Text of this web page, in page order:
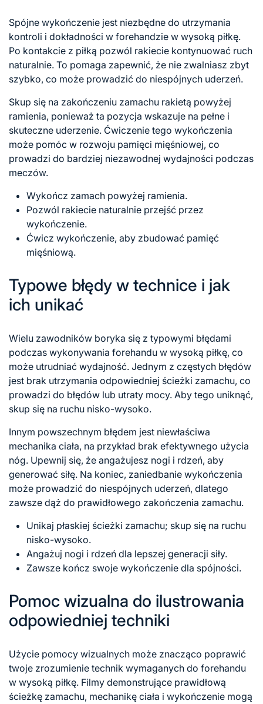
Spójne wykończenie jest niezbędne do utrzymania
kontroli i dokładności w forehandzie w wysoką piłkę.
Po kontakcie z piłką pozwól rakiecie kontynuować ruch
naturalnie. To pomaga zapewnić, że nie zwalniasz zbyt
szybko, co może prowadzić do niespójnych uderzeń.
Skup się na zakończeniu zamachu rakietą powyżej
ramienia, ponieważ ta pozycja wskazuje na pełne i
skuteczne uderzenie. Ćwiczenie tego wykończenia
może pomóc w rozwoju pamięci mięśniowej, co
prowadzi do bardziej niezawodnej wydajności podczas
meczów.
Wykończ zamach powyżej ramienia.
Pozwól rakiecie naturalnie przejść przez
wykończenie.
Ćwicz wykończenie, aby zbudować pamięć
mięśniową.
Typowe błędy w technice i jak
ich unikać
Wielu zawodników boryka się z typowymi błędami
podczas wykonywania forehandu w wysoką piłkę, co
może utrudniać wydajność. Jednym z częstych błędów
jest brak utrzymania odpowiedniej ścieżki zamachu, co
prowadzi do błędów lub utraty mocy. Aby tego uniknąć,
skup się na ruchu nisko-wysoko.
Innym powszechnym błędem jest niewłaściwa
mechanika ciała, na przykład brak efektywnego użycia
nóg. Upewnij się, że angażujesz nogi i rdzeń, aby
generować siłę. Na koniec, zaniedbanie wykończenia
może prowadzić do niespójnych uderzeń, dlatego
zawsze dąż do prawidłowego zakończenia zamachu.
Unikaj płaskiej ścieżki zamachu; skup się na ruchu
nisko-wysoko.
Angażuj nogi i rdzeń dla lepszej generacji siły.
Zawsze kończ swoje wykończenie dla spójności.
Pomoc wizualna do ilustrowania
odpowiedniej techniki
Użycie pomocy wizualnych może znacząco poprawić
twoje zrozumienie technik wymaganych do forehandu
w wysoką piłkę. Filmy demonstrujące prawidłową
ścieżkę zamachu, mechanikę ciała i wykończenie mogą